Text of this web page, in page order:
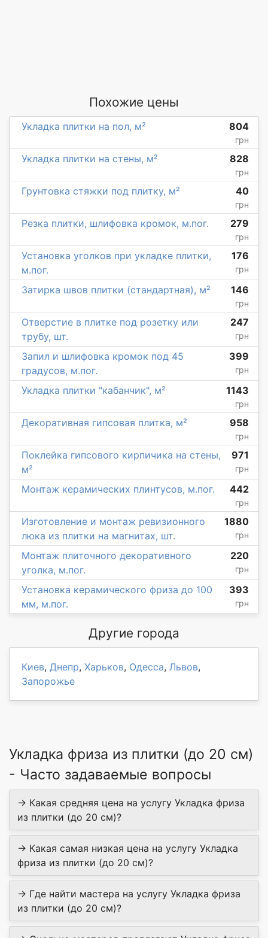
Похожие цены
Укладка плитки на пол, м² 804
грн
Укладка плитки на стены, м² 828
грн
Грунтовка стяжки под плитку, м² 40
грн
Резка плитки, шлифовка кромок, м.пог. 279
грн
Установка уголков при укладке плитки,
м.пог.
176
грн
Затирка швов плитки (стандартная), м² 146
грн
Отверстие в плитке под розетку или
трубу, шт.
247
грн
Запил и шлифовка кромок под 45
градусов, м.пог.
399
грн
Укладка плитки "кабанчик", м² 1143
грн
Декоративная гипсовая плитка, м² 958
грн
Поклейка гипсового кирпичика на стены,
м²
971
грн
Монтаж керамических плинтусов, м.пог. 442
грн
Изготовление и монтаж ревизионного
люка из плитки на магнитах, шт.
1880
грн
Монтаж плиточного декоративного
уголка, м.пог.
220
грн
Установка керамического фриза до 100
мм, м.пог.
393
грн
Другие города
Киев, Днепр, Харьков, Одесса, Львов,
Запорожье
Укладка фриза из плитки (до 20 см)
- Часто задаваемые вопросы
→ Какая средняя цена на услугу Укладка фриза
из плитки (до 20 см)?
→ Какая самая низкая цена на услугу Укладка
фриза из плитки (до 20 см)?
→ Где найти мастера на услугу Укладка фриза
из плитки (до 20 см)?